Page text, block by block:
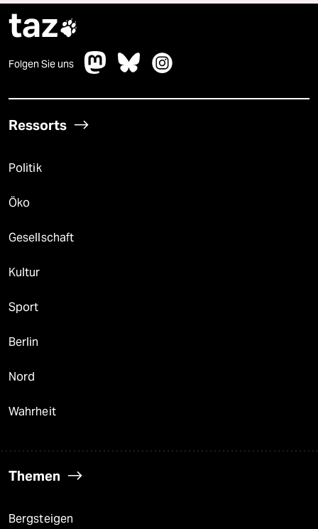
taz
Folgen Sie uns
Ressorts
Politik
Öko
Gesellschaft
Kultur
Sport
Berlin
Nord
Wahrheit
Themen
Bergsteigen